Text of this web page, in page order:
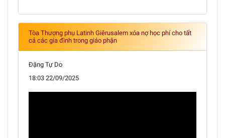
Tòa Thượng phụ Latinh Giêrusalem xóa nợ học phí cho tất
cả các gia đình trong giáo phận
Đặng Tự Do
18:03 22/09/2025